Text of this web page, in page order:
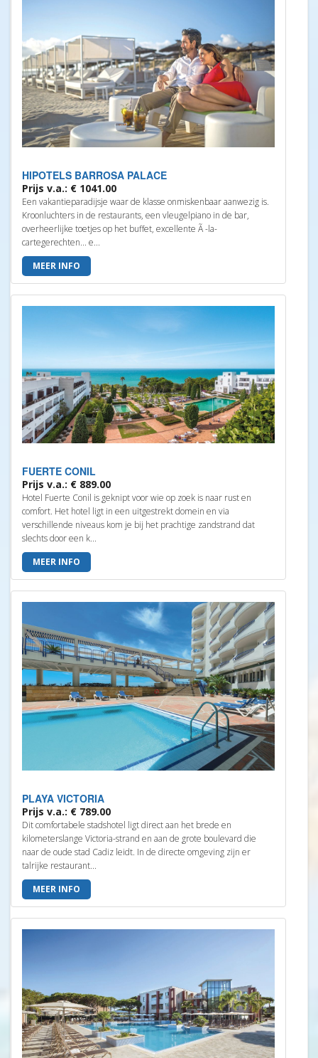
HIPOTELS BARROSA PALACE
Prijs v.a.: € 1041.00
Een vakantieparadijsje waar de klasse onmiskenbaar aanwezig is.
Kroonluchters in de restaurants, een vleugelpiano in de bar,
overheerlijke toetjes op het buffet, excellente Ã -la-
cartegerechten... e...
MEER INFO
FUERTE CONIL
Prijs v.a.: € 889.00
Hotel Fuerte Conil is geknipt voor wie op zoek is naar rust en
comfort. Het hotel ligt in een uitgestrekt domein en via
verschillende niveaus kom je bij het prachtige zandstrand dat
slechts door een k...
MEER INFO
PLAYA VICTORIA
Prijs v.a.: € 789.00
Dit comfortabele stadshotel ligt direct aan het brede en
kilometerslange Victoria-strand en aan de grote boulevard die
naar de oude stad Cadiz leidt. In de directe omgeving zijn er
talrijke restaurant...
MEER INFO